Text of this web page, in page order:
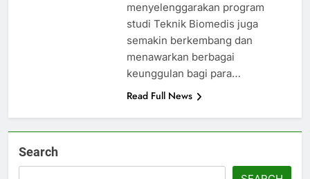
menyelenggarakan program
studi Teknik Biomedis juga
semakin berkembang dan
menawarkan berbagai
keunggulan bagi para…
Read Full News
Search